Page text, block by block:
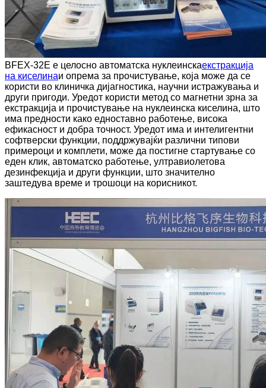
BFEX-32E е целосно автоматска нуклеинскаекстракција
на киселинаи опрема за прочистување, која може да се
користи во клиничка дијагностика, научни истражувања и
други пригоди. Уредот користи метод со магнетни зрна за
екстракција и прочистување на нуклеинска киселина, што
има предности како едноставно работење, висока
ефикасност и добра точност. Уредот има и интелигентни
софтверски функции, поддржувајќи различни типови
примероци и комплети, може да постигне стартување со
еден клик, автоматско работење, ултравиолетова
дезинфекција и други функции, што значително
заштедува време и трошоци на корисникот.